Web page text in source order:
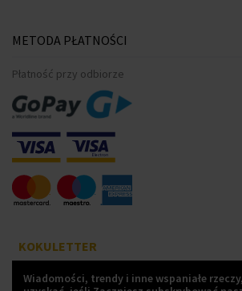
METODA PŁATNOŚCI
Płatność przy odbiorze
KOKULETTER
Wiadomości, trendy i inne wspaniałe